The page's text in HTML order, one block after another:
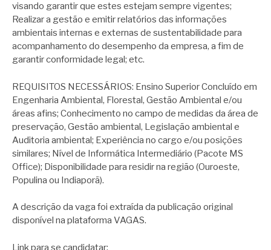
visando garantir que estes estejam sempre vigentes;
Realizar a gestão e emitir relatórios das informações
ambientais internas e externas de sustentabilidade para
acompanhamento do desempenho da empresa, a fim de
garantir conformidade legal; etc.
REQUISITOS NECESSÁRIOS: Ensino Superior Concluído em
Engenharia Ambiental, Florestal, Gestão Ambiental e/ou
áreas afins; Conhecimento no campo de medidas da área de
preservação, Gestão ambiental, Legislação ambiental e
Auditoria ambiental; Experiência no cargo e/ou posições
similares; Nível de Informática Intermediário (Pacote MS
Office); Disponibilidade para residir na região (Ouroeste,
Populina ou Indiaporã).
A descrição da vaga foi extraída da publicação original
disponível na plataforma VAGAS.
Link para se candidatar: